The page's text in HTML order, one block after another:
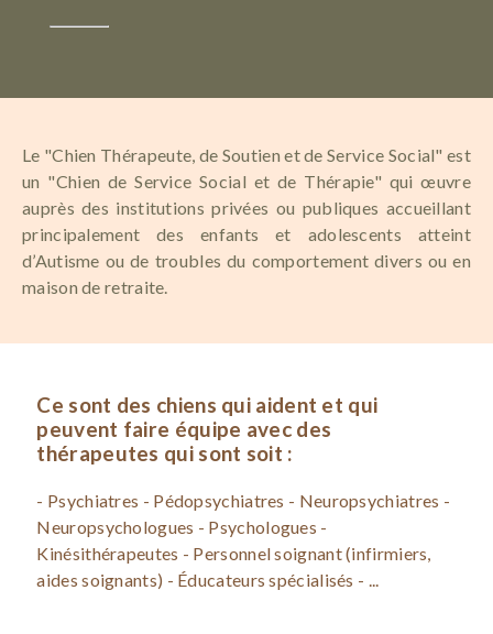
Le "Chien Thérapeute, de Soutien et de Service Social" est
un "Chien de Service Social et de Thérapie" qui œuvre
auprès des institutions privées ou publiques accueillant
principalement des enfants et adolescents atteint
d’Autisme ou de troubles du comportement divers ou en
maison de retraite.
Ce sont des chiens qui aident et qui
peuvent faire équipe avec des
thérapeutes qui sont soit :
- Psychiatres - Pédopsychiatres - Neuropsychiatres -
Neuropsychologues - Psychologues -
Kinésithérapeutes - Personnel soignant (infirmiers,
aides soignants) - Éducateurs spécialisés - ...